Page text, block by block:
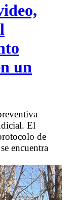
un
El
de
encuentra